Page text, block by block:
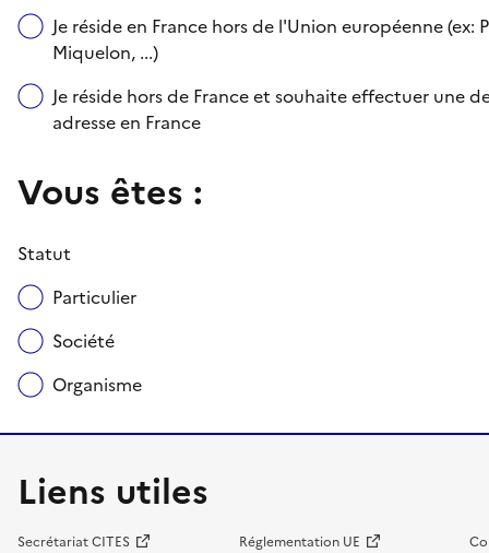
Je réside en France hors de l'Union européenne
Miquelon, ...)
Je réside hors de France et souhaite effectuer une
adresse en France
Vous êtes :
Statut
Particulier
Société
Organisme
Liens utiles
Secrétariat CITES Réglementation UE